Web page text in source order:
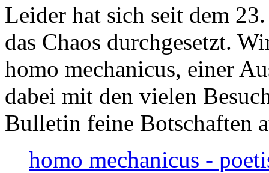
Leider hat sich seit dem
das Chaos durchgesetzt.
homo mechanicus, einer
dabei mit den vielen
Bulletin feine Botschaften
homo mechanicus -